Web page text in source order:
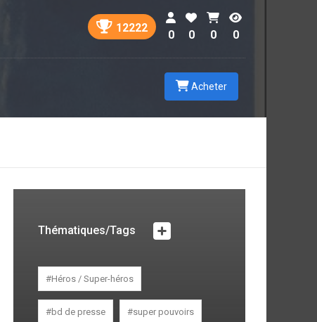
12222
0 0 0 0
Acheter
Thématiques/Tags
#Héros / Super-héros
#bd de presse #super pouvoirs